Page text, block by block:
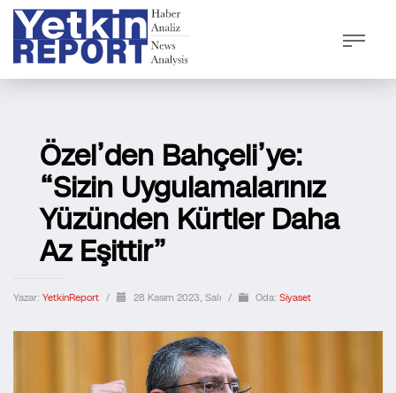
Özel’den Bahçeli’ye:
“Sizin Uygulamalarınız
Yüzünden Kürtler Daha
Az Eşittir”
Yazar: YetkinReport / 28 Kasım 2023, Salı / Oda: Siyaset